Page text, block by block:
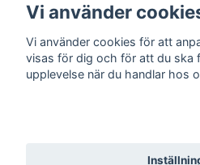
Sociala medier
© 2026
Vi använder
Vi använder cookies för att
visas för dig och för att du ska
upplevelse när du handlar hos